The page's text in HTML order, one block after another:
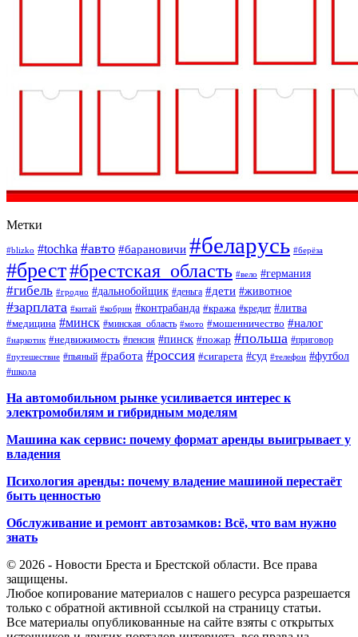
Метки
#blizko #tochka #авто #барановичи #беларусь #берёза
#брест#брестская_область #вело #германия
#гибель #гродно #дальнобойщик #деньга #дети #животное
#зарплата #китай #кобрин #контрабанда #кража #кредит #литва
#медицина #минск #минская_область #мото #мошенничество #налог
#наркотик #недвижимость #пенсия #пинск #пожар #польша #приговор
#путешествие #пьяный #работа #россия #сигарета #суд #телефон #футбол
#школа
На автомобильном рынке усиливается интерес к
электромобилям и гибридным моделям
Машина как сервис: почему формат аренды выигрывает у
владения
Психология аренды: почему владение машиной перестаёт
быть ценностью
Обслуживание и ремонт автозамков: Всё, что вам нужно
знать
© 2026 - Новости Бреста и Брестской области. Все права
защищены.
Любое копирование материалов с нашего ресурса разрешается
только с обратной активной ссылкой на страницу статьи.
Все материалы опубликованные на сайте взяты с открытых